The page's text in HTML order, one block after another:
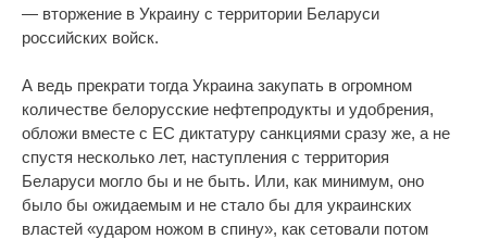
— вторжение в Украину с территории Беларуси
российских войск.
А ведь прекрати тогда Украина закупать в огромном
количестве белорусские нефтепродукты и удобрения,
обложи вместе с ЕС диктатуру санкциями сразу же, а не
спустя несколько лет, наступления с территория
Беларуси могло бы и не быть. Или, как минимум, оно
было бы ожидаемым и не стало бы для украинских
властей «ударом ножом в спину», как сетовали потом